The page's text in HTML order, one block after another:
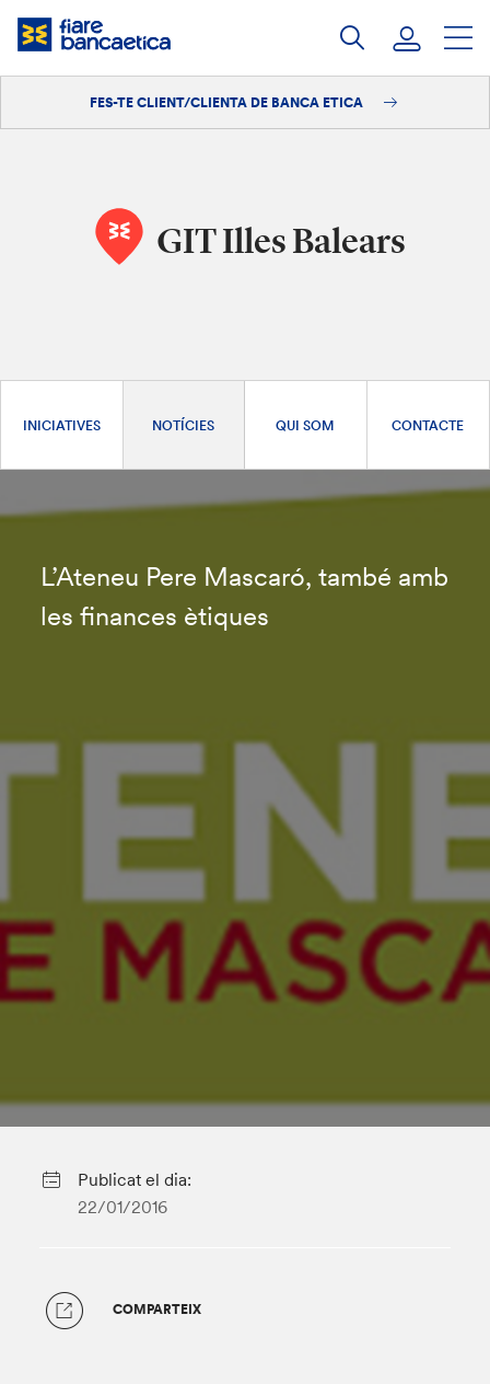
Salta
Iniciar sessióFES-TE CLIENT/CLIENTA DE BANCA ETICA
GIT Illes Balears
INICIATIVES NOTÍCIES QUI SOM CONTACTE
L’Ateneu Pere Mascaró, també amb
les finances ètiques
Publicat el dia:
22/01/2016
COMPARTEIX